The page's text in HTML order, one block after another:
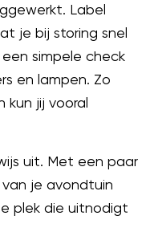
Label
je bij storing snel
simpele check
en lampen. Zo
jij vooral
uit. Met een paar
je avondtuin
plek die uitnodigt